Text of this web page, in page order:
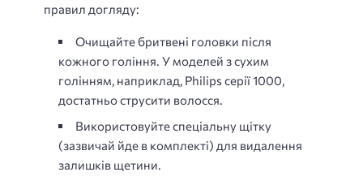
правил догляду:
Очищайте бритвені головки після
кожного гоління. У моделей з сухим
голінням, наприклад, Philips серії 1000,
достатньо струсити волосся.
Використовуйте спеціальну щітку
(зазвичай йде в комплекті) для видалення
залишків щетини.